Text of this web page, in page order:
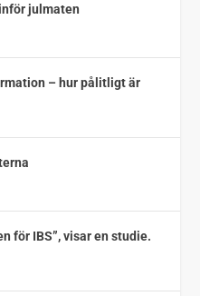
julmaten
– hur pålitligt är
för IBS”, visar en studie.